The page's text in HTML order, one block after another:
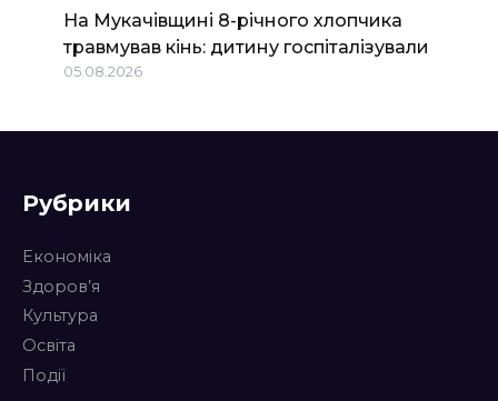
На Мукачівщині 8-річного хлопчика
травмував кінь: дитину госпіталізували
05.08.2026
Рубрики
Економіка
Здоров’я
Культура
Освіта
Події